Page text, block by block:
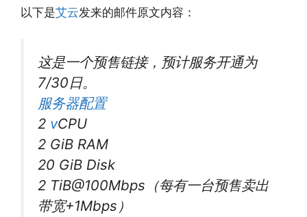
以下是艾云发来的邮件原文内容：
这是一个预售链接，预计服务开通为
7/30日。
服务器配置
2 vCPU
2 GiB RAM
20 GiB Disk
2 TiB@100Mbps（每有一台预售卖出
带宽+1Mbps）